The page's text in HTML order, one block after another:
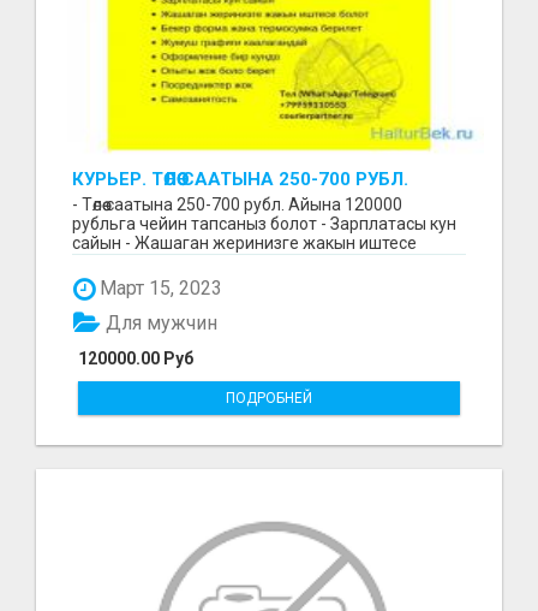
КУРЬЕР. ТӨЛӨӨ СААТЫНА 250-700 РУБЛ.
ЖУМУШ ГРАФИГИ СВОБОДНЫЙ. БЕЗ
ОПЫТА АЛАБЫЗ. ҮЙДҮН ЖАНЫНДА.
- Төлөө саатына 250-700 рубл. Айына 120000
рубльга чейин тапсаныз болот - Зарплатасы кун
сайын - Жашаган жеринизге жакын иштесе
Март 15, 2023
120000.00 Руб
Для мужчин
ПОДРОБНЕЙ